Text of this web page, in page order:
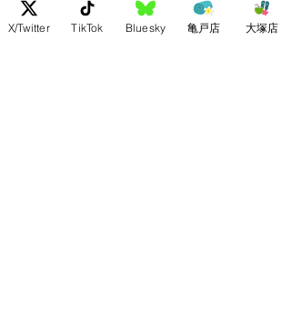
亀戸店 住所
X/Twitter TikTok Bluesky 亀戸店 大塚店